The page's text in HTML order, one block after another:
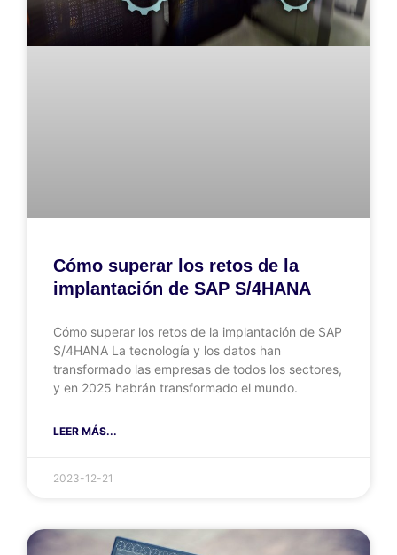
Cómo superar los retos de la
implantación de SAP S/4HANA
Cómo superar los retos de la implantación de SAP
S/4HANA La tecnología y los datos han
transformado las empresas de todos los sectores,
y en 2025 habrán transformado el mundo.
LEER MÁS...
2023-12-21